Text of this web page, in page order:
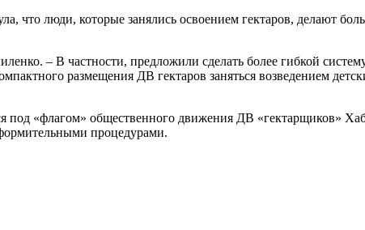
что люди, которые занялись освоением гектаров, делают
– В частности, предложили сделать более гибкой
размещения ДВ гектаров заняться возведением
«флагом» общественного движения ДВ «гектарщиков»
процедурами.